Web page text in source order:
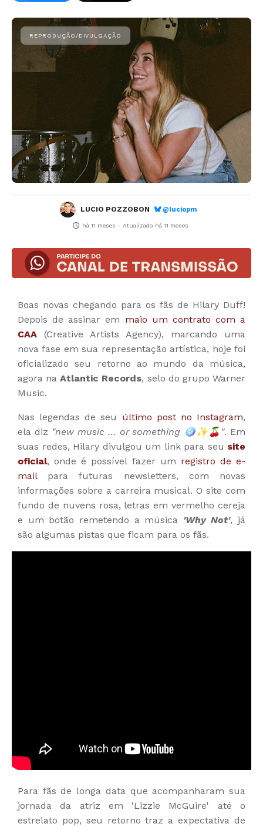
LUCIO POZZOBON @luciopm
há 11 meses - Atualizado há 11 meses
Boas novas chegando para os fãs de Hilary Duff!
Depois de assinar em maio um contrato com a
CAA (Creative Artists Agency), marcando uma
nova fase em sua representação artística, hoje foi
oficializado seu retorno ao mundo da música,
agora naAtlantic Records, selo do grupo Warner
Music.
Nas legendas de seu último post no Instagram,
ela diz "new music … or something 🪩✨🍒". Em
suas redes, Hilary divulgou um link para seu site
oficial, onde é possível fazer um registro de e-
mailpara futuras newsletters, com novas
informações sobre a carreira musical. O site com
fundo de nuvens rosa, letras em vermelho cereja
e um botão remetendo a música 'Why Not', já
são algumas pistas que ficam para os fãs.
Para fãs de longa data que acompanharam sua
jornada da atriz em 'Lizzie McGuire' até o
estrelato pop, seu retorno traz a expectativa de